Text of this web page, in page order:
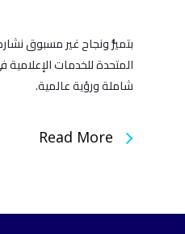
بتميُّز ونجاح غير مسبوق
المتحدة للخدمات
شاملة ورؤية عالمية.
Read More